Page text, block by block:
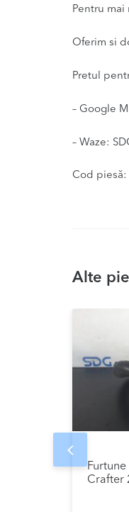
Pentru
Oferim si
Pretul
– Google
– Waze:
Cod piesă:
Alte
Crafter
Prev